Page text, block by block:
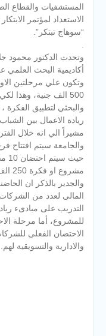
المستشفيات والقطاع
الاستعداد لمؤتمر
“سوهاج تبتكر”.
وتحدث الدكتور محمود
أكاديمية البحث العلمي
500 الف جنية، وهذا
والبحثي لتطبيق
ريادة الاعمال بين
مشيراً الي انه خلال
مشروع او فكرة 250 الف جنية.
والجدير بالذكر ان
المالى لعدد من الشركات
التدريب على مبادىء
للمشروع، أما مرحلة
الاحتضان الفعلى
والادارية والتسويقية لهم.